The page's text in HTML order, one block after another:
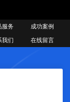
服务
成功案例
我们 在线留言